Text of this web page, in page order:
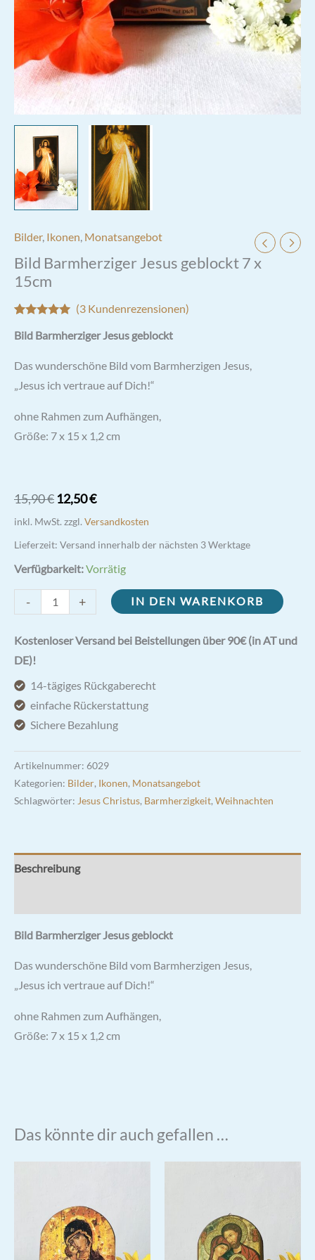
Bilder, Ikonen, Monatsangebot
Bild Barmherziger Jesus geblockt 7 x
15cm
5.00 von 5,
Kundenbewertungen
(3Kundenrezensionen)
Bild Barmherziger Jesus geblockt
Das wunderschöne Bild vom Barmherzigen Jesus,
„Jesus ich vertraue auf Dich!“
ohne Rahmen zum Aufhängen,
Größe: 7 x 15 x 1,2 cm
15,90€ Ursprünglicher
Preis
war:
15,90 €
12,50€Aktueller
Preis
ist:
12,50 €.
inkl. MwSt. zzgl. Versandkosten
Lieferzeit: Versand innerhalb der nächsten 3 Werktage
Verfügbarkeit:Vorrätig
-
Barmherziger
Jesus
geblockt
7
x
15cm
+ IN DEN WARENKORB
Kostenloser Versand bei Beistellungen über 90€ (in AT und
DE)!
14-tägiges Rückgaberecht
einfache Rückerstattung
Sichere Bezahlung
Artikelnummer: 6029
Kategorien: Bilder, Ikonen, Monatsangebot
Schlagwörter: Jesus Christus, Barmherzigkeit, Weihnachten
Beschreibung
Bild Barmherziger Jesus geblockt
Das wunderschöne Bild vom Barmherzigen Jesus,
„Jesus ich vertraue auf Dich!“
ohne Rahmen zum Aufhängen,
Größe: 7 x 15 x 1,2 cm
Das könnte dir auch gefallen …